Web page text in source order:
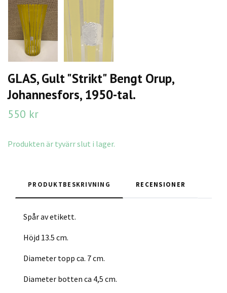
GLAS, Gult "Strikt" Bengt Orup,
Johannesfors, 1950-tal.
550 kr
Produkten är tyvärr slut i lager.
PRODUKTBESKRIVNING RECENSIONER
Spår av etikett.
Höjd 13.5 cm.
Diameter topp ca. 7 cm.
Diameter botten ca 4,5 cm.